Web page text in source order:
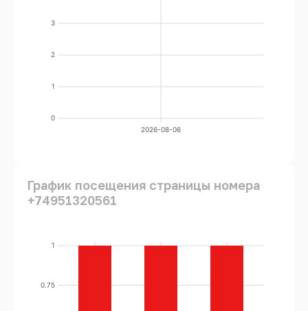
0
1
2
3
2026-08-06
График посещения страницы номера
+74951320561
0.75
1